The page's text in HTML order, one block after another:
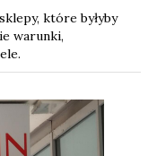
które byłyby
warunki,